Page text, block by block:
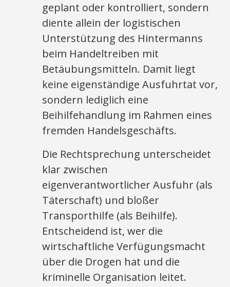
geplant oder kontrolliert, sondern
diente allein der logistischen
Unterstützung des Hintermanns
beim Handeltreiben mit
Betäubungsmitteln. Damit liegt
keine eigenständige Ausfuhrtat vor,
sondern lediglich eine
Beihilfehandlung im Rahmen eines
fremden Handelsgeschäfts.
Die Rechtsprechung unterscheidet
klar zwischen
eigenverantwortlicher Ausfuhr (als
Täterschaft) und bloßer
Transporthilfe (als Beihilfe).
Entscheidend ist, wer die
wirtschaftliche Verfügungsmacht
über die Drogen hat und die
kriminelle Organisation leitet.